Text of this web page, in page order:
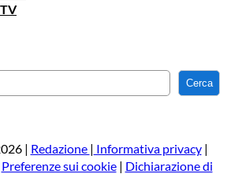
e
a
Cerca
| Redazione | Informativa privacy|
Preferenze sui cookie| Dichiarazione di